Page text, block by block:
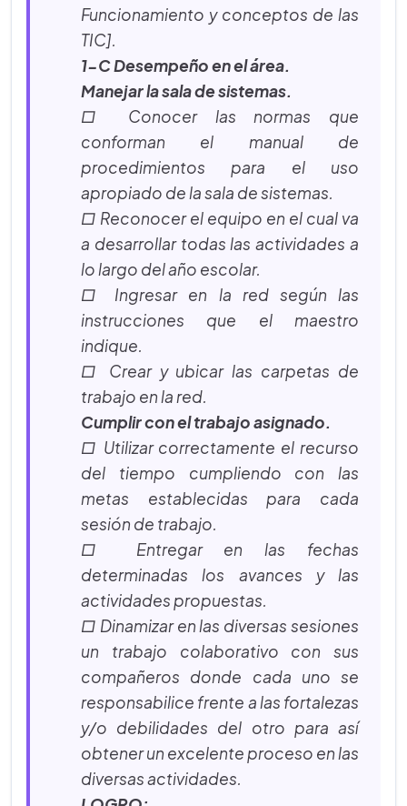
Funcionamiento y conceptos de las
TIC].
1-C Desempeño en el área.
Manejar la sala de sistemas.
□ Conocer las normas que
conforman el manual de
procedimientos para el uso
apropiado de la sala de sistemas.
□ Reconocer el equipo en el cual va
a desarrollar todas las actividades a
lo largo del año escolar.
□ Ingresar en la red según las
instrucciones que el maestro
indique.
□ Crear y ubicar las carpetas de
trabajo en la red.
Cumplir con el trabajo asignado.
□ Utilizar correctamente el recurso
del tiempo cumpliendo con las
metas establecidas para cada
sesión de trabajo.
□ Entregar en las fechas
determinadas los avances y las
actividades propuestas.
□ Dinamizar en las diversas sesiones
un trabajo colaborativo con sus
compañeros donde cada uno se
responsabilice frente a las fortalezas
y/o debilidades del otro para así
obtener un excelente proceso en las
diversas actividades.